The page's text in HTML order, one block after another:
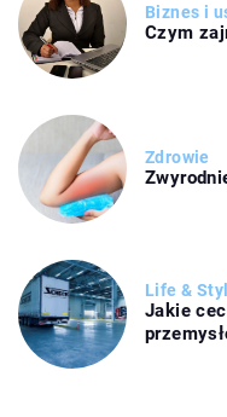
Biznes i
Czym
Zdrowie
Life &
Jakie